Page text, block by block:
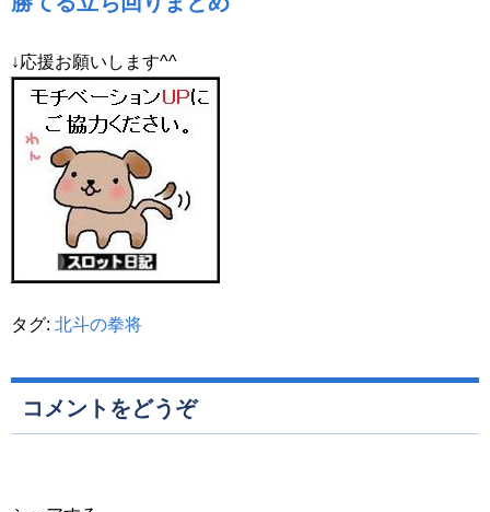
↓応援お願いします^^
タグ: 北斗の拳将
コメントをどうぞ